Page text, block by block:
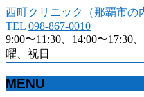
西町クリニック（那覇市の
TEL 098-867-0010
9:00〜11:30、14:00〜17:30
曜、祝日
MENU